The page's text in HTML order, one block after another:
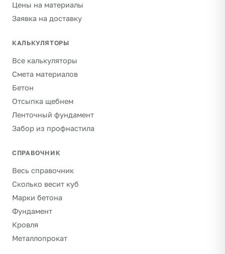
Цены на материалы
Заявка на доставку
КАЛЬКУЛЯТОРЫ
Все калькуляторы
Смета материалов
Бетон
Отсыпка щебнем
Ленточный фундамент
Забор из профнастила
СПРАВОЧНИК
Весь справочник
Сколько весит куб
Марки бетона
Фундамент
Кровля
Металлопрокат